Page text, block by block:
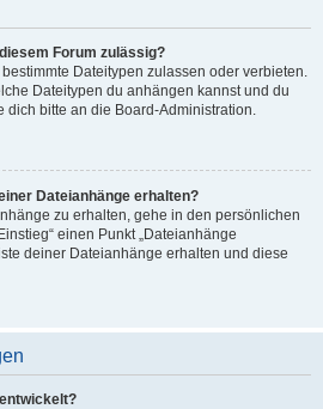
Forum zulässig?
Dateitypen zulassen oder verbieten.
Dateitypen du anhängen kannst und du
dich bitte an die Board-Administration.
Dateianhänge erhalten?
zu erhalten, gehe in den persönlichen
einen Punkt „Dateianhänge
deiner Dateianhänge erhalten und diese